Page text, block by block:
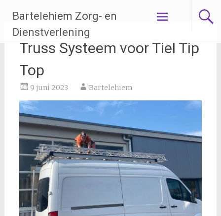
naar
inhoud
Bartelehiem Zorg- en
Dienstverlening
Truss Systeem voor Tiel Tip
Top
9 juni 2023 Bartelehiem